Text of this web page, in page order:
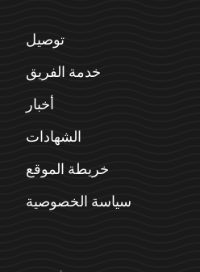
توصيل
خدمة الفريق
أخبار
الشهادات
خريطة الموقع
سياسة الخصوصية